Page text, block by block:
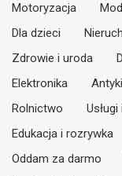
Motoryzacja
Dla dzieci
Zdrowie i uroda
Elektronika
Rolnictwo
Edukacja i rozrywka
Oddam za darmo